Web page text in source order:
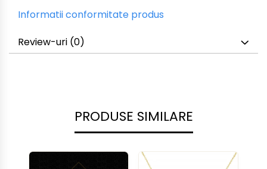
Informatii conformitate produs
Review-uri (0)
PRODUSE SIMILARE
NOU